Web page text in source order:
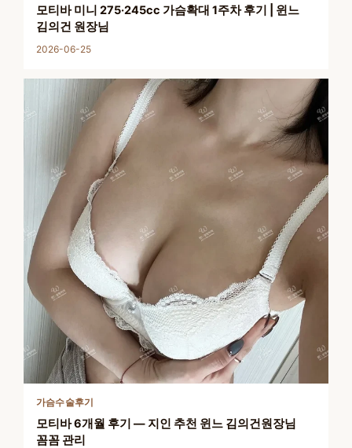
모티바 미니 275·245cc 가슴확대 1주차 후기 | 윈느
김의건 원장님
2026-06-25
가슴수술후기
모티바 6개월 후기 — 지인 추천 윈느 김의건원장님
꼼꼼 관리